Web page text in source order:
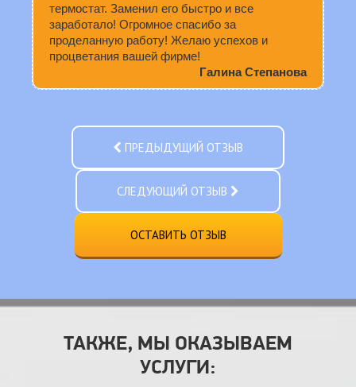
термостат. Заменил его быстро и все
заработало! Огромное спасибо за
проделанную работу! Желаю успехов и
процветания вашей фирме!
Галина Степанова
ПРЕДЫДУЩИЙ ОТЗЫВ
СЛЕДУЮЩИЙ ОТЗЫВ
ОСТАВИТЬ ОТЗЫВ
ТАКЖЕ, МЫ ОКАЗЫВАЕМ
УСЛУГИ: